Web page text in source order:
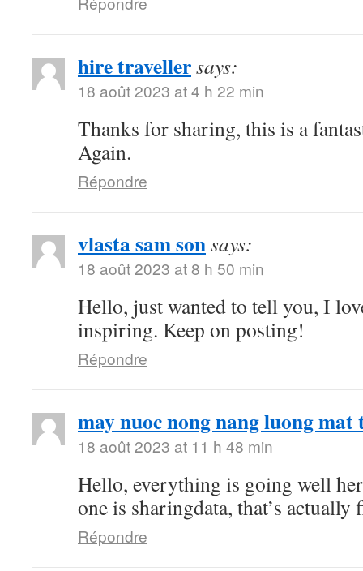
hire travellersays:
18 août 2023 at 4 h 22 min
Thanks for sharing, this is a
Again.
Répondre
vlasta sam sonsays:
18 août 2023 at 8 h 50 min
Hello, just wanted to tell you, I
inspiring. Keep on posting!
Répondre
may nuoc nong nang luong
18 août 2023 at 11 h 48 min
Hello, everything is going well
one is sharingdata, that’s
Répondre